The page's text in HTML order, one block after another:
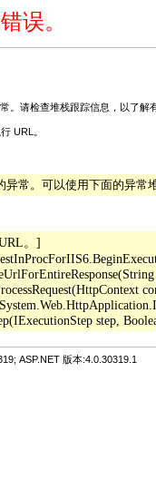
误。
。请检查堆栈跟踪信息，以了解
URL。
常。可以使用下面的异常
。]
ASP.NET 版本:4.0.30319.1